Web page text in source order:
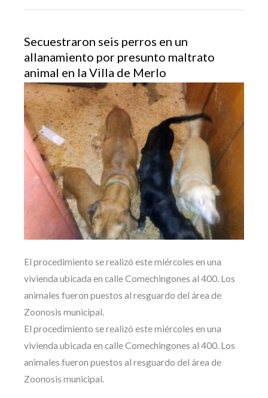
Secuestraron seis perros en un
allanamiento por presunto maltrato
animal en la Villa de Merlo
El procedimiento se realizó este miércoles en una
vivienda ubicada en calle Comechingones al 400. Los
animales fueron puestos al resguardo del área de
Zoonosis municipal.
El procedimiento se realizó este miércoles en una
vivienda ubicada en calle Comechingones al 400. Los
animales fueron puestos al resguardo del área de
Zoonosis municipal.